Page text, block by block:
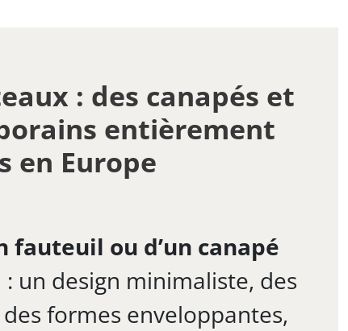
: des canapés et
entièrement
en Europe
fauteuil ou d’un canapé
un design minimaliste, des
formes enveloppantes,